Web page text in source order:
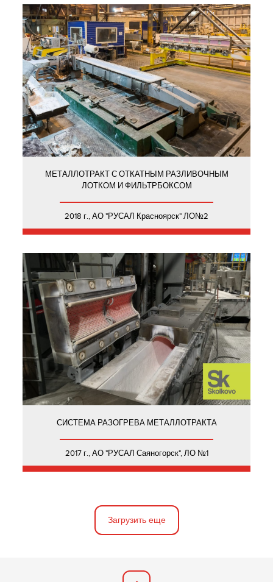
МЕТАЛЛОТРАКТ С ОТКАТНЫМ РАЗЛИВОЧНЫМ
ЛОТКОМ И ФИЛЬТРБОКСОМ
2018 г., АО "РУСАЛ Красноярск" ЛО№2
СИСТЕМА РАЗОГРЕВА МЕТАЛЛОТРАКТА
2017 г., АО "РУСАЛ Саяногорск", ЛО №1
Загрузить еще